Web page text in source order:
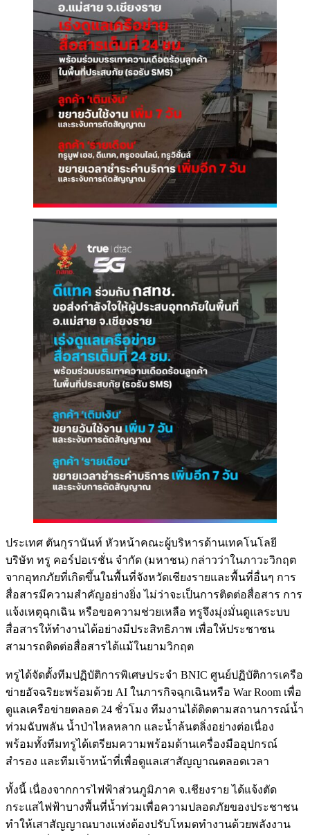
ประเทศ ตันกุรานันท์ หัวหน้าคณะผู้บริหารด้านเทคโนโลยี
บริษัท ทรู คอร์ปอเรชั่น จำกัด (มหาชน) กล่าวว่าในภาวะวิกฤต
จากอุทกภัยที่เกิดขึ้นในพื้นที่จังหวัดเชียงรายและพื้นที่อื่นๆ การ
สื่อสารมีความสำคัญอย่างยิ่ง ไม่ว่าจะเป็นการติดต่อสื่อสาร การ
แจ้งเหตุฉุกเฉิน หรือขอความช่วยเหลือ ทรูจึงมุ่งมั่นดูแลระบบ
สื่อสารให้ทำงานได้อย่างมีประสิทธิภาพ เพื่อให้ประชาชน
สามารถติดต่อสื่อสารได้แม้ในยามวิกฤต
ทรูได้จัดตั้งทีมปฏิบัติการพิเศษประจำ BNIC ศูนย์ปฏิบัติการเครือ
ข่ายอัจฉริยะพร้อมด้วย AI ในภารกิจฉุกเฉินหรือ War Room เพื่อ
ดูแลเครือข่ายตลอด 24 ชั่วโมง ทีมงานได้ติดตามสถานการณ์น้ำ
ท่วมฉับพลัน น้ำป่าไหลหลาก และน้ำล้นตลิ่งอย่างต่อเนื่อง
พร้อมทั้งทีมทรูได้เตรียมความพร้อมด้านเครื่องมืออุปกรณ์
สำรอง และทีมเจ้าหน้าที่เพื่อดูแลเสาสัญญาณตลอดเวลา
ทั้งนี้ เนื่องจากการไฟฟ้าส่วนภูมิภาค จ.เชียงราย ได้แจ้งตัด
กระแสไฟฟ้าบางพื้นที่น้ำท่วมเพื่อความปลอดภัยของประชาชน
ทำให้เสาสัญญาณบางแห่งต้องปรับโหมดทำงานด้วยพลังงาน